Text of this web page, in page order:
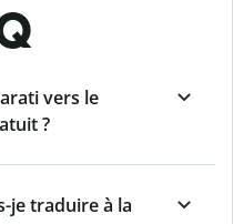
vers le
?
je traduire à la